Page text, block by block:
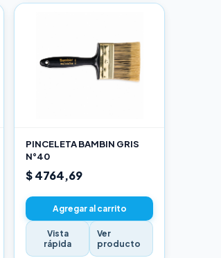
PINCELETA BAMBIN GRIS
N°40
$ 4764,69
Agregar al carrito
Vista
rápida
Ver
producto